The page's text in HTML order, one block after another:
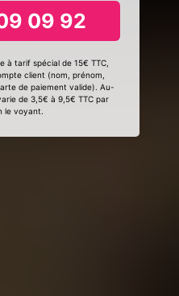
09 92
à tarif spécial de 15€ TTC,
client (nom, prénom,
de paiement valide). Au-
de 3,5€ à 9,5€ TTC par
le voyant.